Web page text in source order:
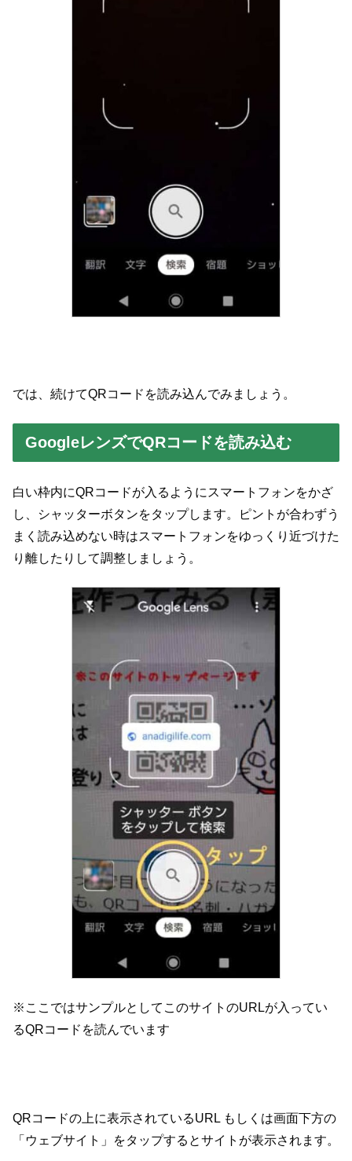
では、続けてQRコードを読み込んでみましょう。
GoogleレンズでQRコードを読み込む
白い枠内にQRコードが入るようにスマートフォンをかざ
し、シャッターボタンをタップします。ピントが合わずう
まく読み込めない時はスマートフォンをゆっくり近づけた
り離したりして調整しましょう。
※ここではサンプルとしてこのサイトのURLが入ってい
るQRコードを読んでいます
QRコードの上に表示されているURL もしくは画面下方の
「ウェブサイト」をタップするとサイトが表示されます。